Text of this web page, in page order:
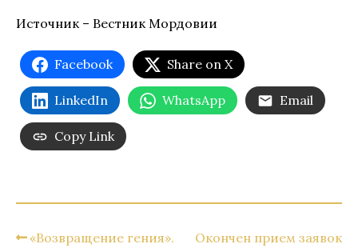
Источник – Вестник Мордовии
Facebook Share on X
LinkedIn WhatsApp Email
Copy Link
«Возвращение гения».
Окончен прием заявок